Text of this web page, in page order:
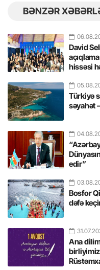
BƏNZƏR
David
hissəsi
Türkiyə
səyahət
edir”
Bosfor
dəfə
Ana